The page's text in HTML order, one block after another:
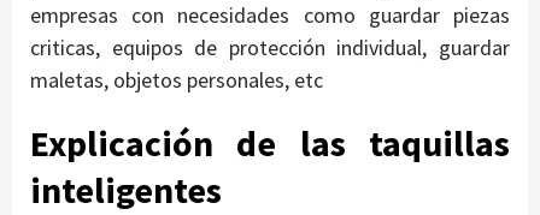
empresas con necesidades como guardar piezas
criticas, equipos de protección individual, guardar
maletas, objetos personales, etc
Explicación de las taquillas
inteligentes